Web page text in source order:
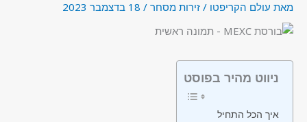
מאת עולם הקריפטו / זירות מסחר / 18 בדצמבר 2023
ניווט מהיר בפוסט
איך הכל התחיל